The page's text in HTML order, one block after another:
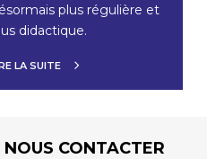
plus régulière et
didactique.
LA SUITE
CONTACTER